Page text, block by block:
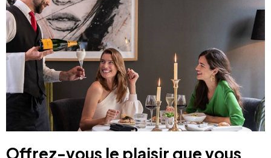
Offrez-vous le plaisir que vous